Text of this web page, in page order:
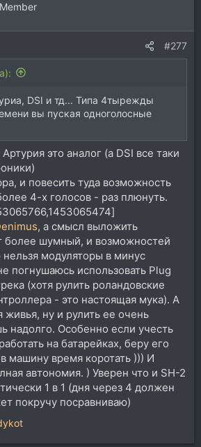
#277
DSI и тд... Типа 4тырежды
вы пуская одноголосные
это аналог (а DSI все таки
и повесить туда возможность
4-х голосов - раз плюнуть.
, а смысл выложить
более шумный, и возможностей
модуляторы в минус
погнушаюсь использовать Plug
(хотя рулить роландовские
- это настоящая мука). А
живья, ну и рулить ее очень
надолго. Особенно если учесть
на батарейках, беру его
машину время коротать ))) И
автономия. ) Уверен что и SH-2
1 в 1 (дня через 4 должен
покручу посравниваю)